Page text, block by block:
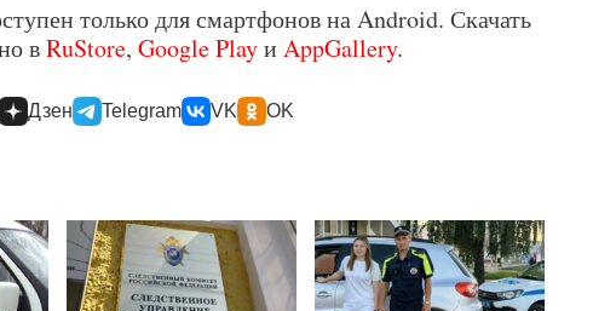
только для смартфонов на Android. Скачать
вRuStore, Google Playи AppGallery.
Дзен Telegram VK OK